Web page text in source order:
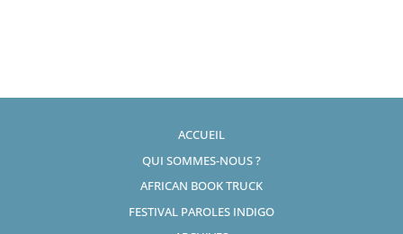
ACCUEIL
QUI SOMMES-NOUS ?
AFRICAN BOOK TRUCK
FESTIVAL PAROLES INDIGO